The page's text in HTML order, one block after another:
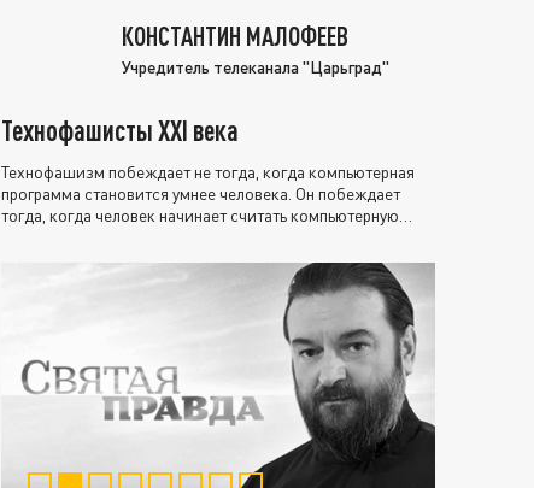
КОНСТАНТИН МАЛОФЕЕВ
Учредитель телеканала "Царьград"
Технофашисты XXI века
Технофашизм побеждает не тогда, когда компьютерная
программа становится умнее человека. Он побеждает
тогда, когда человек начинает считать компьютерную